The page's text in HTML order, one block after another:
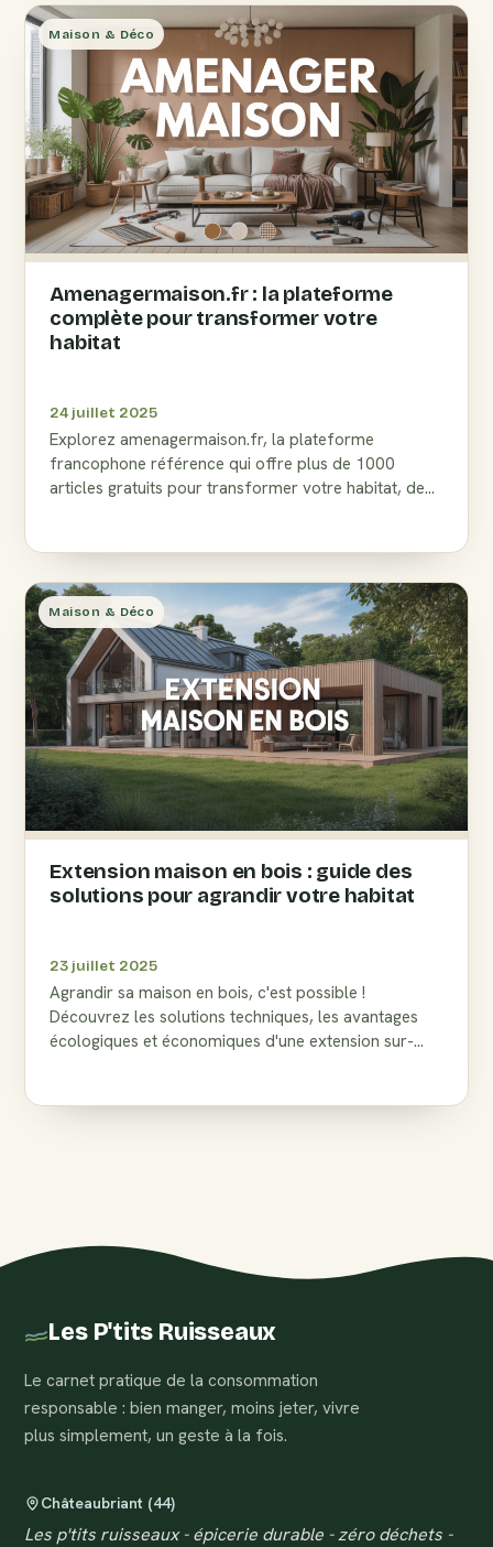
Maison & Déco
Amenagermaison.fr : la plateforme
complète pour transformer votre
habitat
24 juillet 2025
Explorez amenagermaison.fr, la plateforme
francophone référence qui offre plus de 1000
articles gratuits pour transformer votre habitat, de
Maison & Déco
Extension maison en bois : guide des
solutions pour agrandir votre habitat
23 juillet 2025
Agrandir sa maison en bois, c'est possible !
Découvrez les solutions techniques, les avantages
écologiques et économiques d'une extension sur-
Les P'tits Ruisseaux
Le carnet pratique de la consommation
responsable : bien manger, moins jeter, vivre
plus simplement, un geste à la fois.
Châteaubriant (44)
Les p'tits ruisseaux - épicerie durable - zéro déchets -